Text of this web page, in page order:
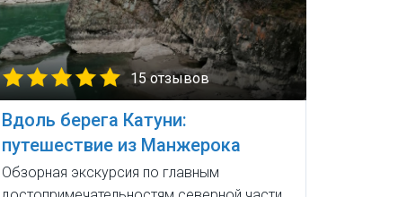
15 отзывов
Вдоль берега Катуни:
путешествие из Манжерока
Обзорная экскурсия по главным